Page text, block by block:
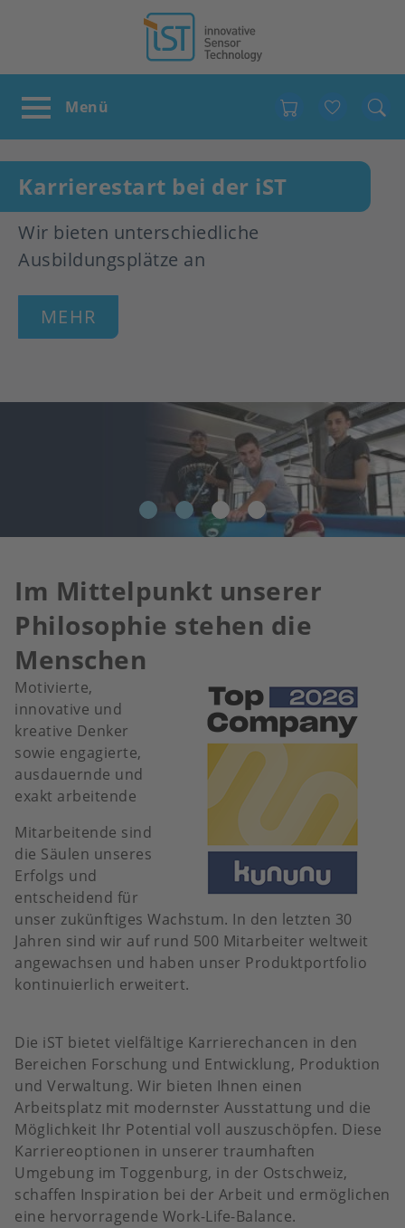
Karrierestart bei der iST
Wir bieten unterschiedliche
Ausbildungsplätze an
MEHR
Im Mittelpunkt unserer
Philosophie stehen die
Menschen
Motivierte,
innovative und
kreative Denker
sowie engagierte,
ausdauernde und
exakt arbeitende
Mitarbeitende sind
die Säulen unseres
Erfolgs und
entscheidend für
unser zukünftiges Wachstum. In den letzten 30
Jahren sind wir auf rund 500 Mitarbeiter weltweit
angewachsen und haben unser Produktportfolio
kontinuierlich erweitert.
Die iST bietet vielfältige Karrierechancen in den
Bereichen Forschung und Entwicklung, Produktion
und Verwaltung. Wir bieten Ihnen einen
Arbeitsplatz mit modernster Ausstattung und die
Möglichkeit Ihr Potential voll auszuschöpfen. Diese
Karriereoptionen in unserer traumhaften
Umgebung im Toggenburg, in der Ostschweiz,
schaffen Inspiration bei der Arbeit und ermöglichen
eine hervorragende Work-Life-Balance.